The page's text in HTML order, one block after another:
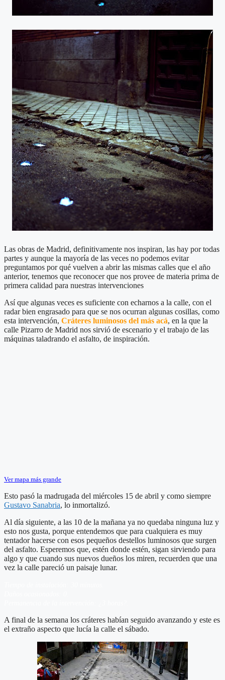
Las obras de Madrid, definitivamente nos inspiran, las hay por todas
partes y aunque la mayoría de las veces no podemos evitar
preguntamos por qué vuelven a abrir las mismas calles que el año
anterior, tenemos que reconocer que nos provee de materia prima de
primera calidad para nuestras intervenciones
Así que algunas veces es suficiente con echarnos a la calle, con el
radar bien engrasado para que se nos ocurran algunas cosillas, como
esta intervención, Cráteres luminosos del más acá, en la que la
calle Pizarro de Madrid nos sirvió de escenario y el trabajo de las
máquinas taladrando el asfalto, de inspiración.
Ver mapa más grande
Esto pasó la madrugada del miércoles 15 de abril y como siempre
Gustavo Sanabria, lo inmortalizó.
Al día siguiente, a las 10 de la mañana ya no quedaba ninguna luz y
esto nos gusta, porque entendemos que para cualquiera es muy
tentador hacerse con esos pequeños destellos luminosos que surgen
del asfalto. Esperemos que, estén donde estén, sigan sirviendo para
algo y que cuando sus nuevos dueños los miren, recuerden que una
vez la calle pareció un paisaje lunar.
A final de la semana los cráteres habían seguido avanzando y este es
el extraño aspecto que lucía la calle el sábado.